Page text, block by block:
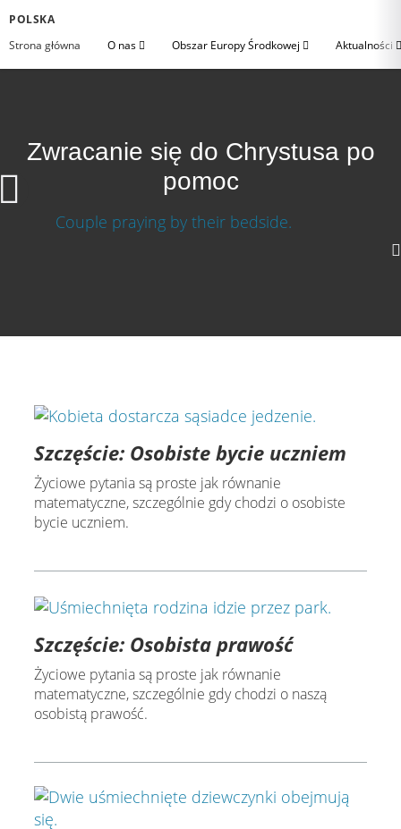
POLSKA
Strona główna
O nas Obszar Europy Środkowej Aktualności
Zwracanie się do Chrystusa po
pomoc
Szczęście: Osobiste bycie uczniem
Życiowe pytania są proste jak równanie
matematyczne, szczególnie gdy chodzi o osobiste
bycie uczniem.
Szczęście: Osobista prawość
Życiowe pytania są proste jak równanie
matematyczne, szczególnie gdy chodzi o naszą
osobistą prawość.